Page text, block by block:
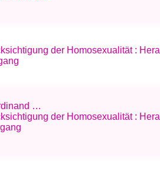
der Homosexualität :
…
der Homosexualität :